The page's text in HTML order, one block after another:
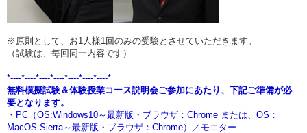
※原則として、お1人様1回のみの受験とさせていただきます。
（試験は、毎回同一内容です）
*----*----*----*----*----*----*----*
無料模擬試験＆体験授業コース説明会ご参加にあたり、下記ご準備が必
要となります。
・PC（OS:Windows10～最新版・ブラウザ：Chrome または、OS：
MacOS Sierra～最新版・ブラウザ：Chrome）／モニター